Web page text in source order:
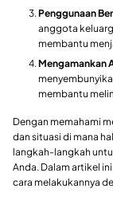
Penggunaan
anggota
membantu
Mengamankan
membantu
Dengan memahami
dan situasi di mana
langkah-langkah
Anda. Dalam artikel
cara melakukannya